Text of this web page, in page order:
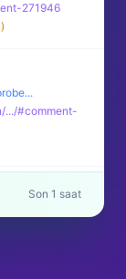
271946
.../​#comment-
Son 1 saat